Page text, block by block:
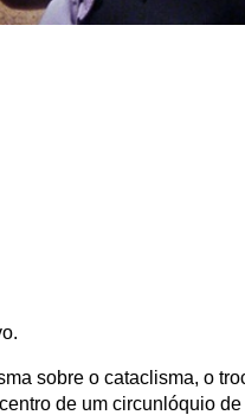
sobre o cataclisma, o
centro de um circunlóquio